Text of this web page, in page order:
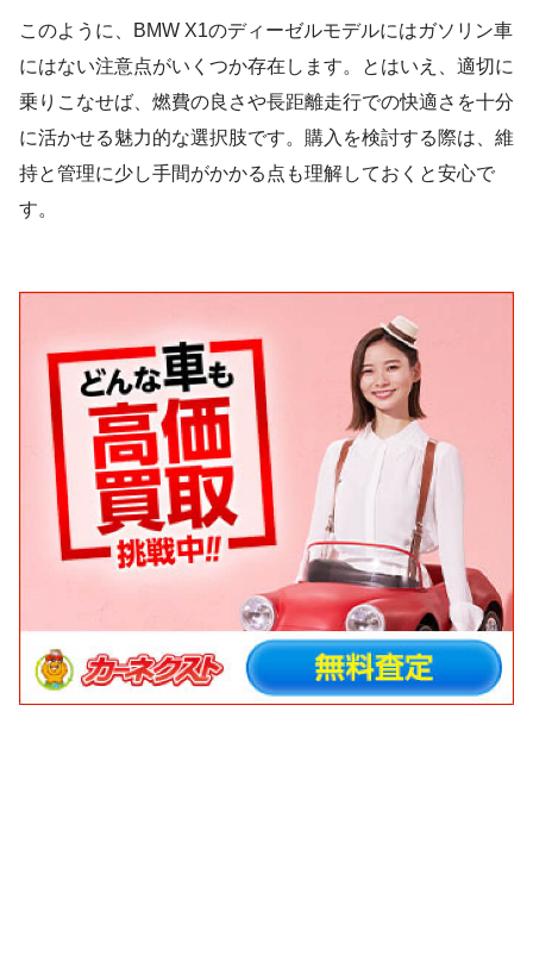
このように、BMW X1のディーゼルモデルにはガソリン車
にはない注意点がいくつか存在します。とはいえ、適切に
乗りこなせば、燃費の良さや長距離走行での快適さを十分
に活かせる魅力的な選択肢です。購入を検討する際は、維
持と管理に少し手間がかかる点も理解しておくと安心で
す。